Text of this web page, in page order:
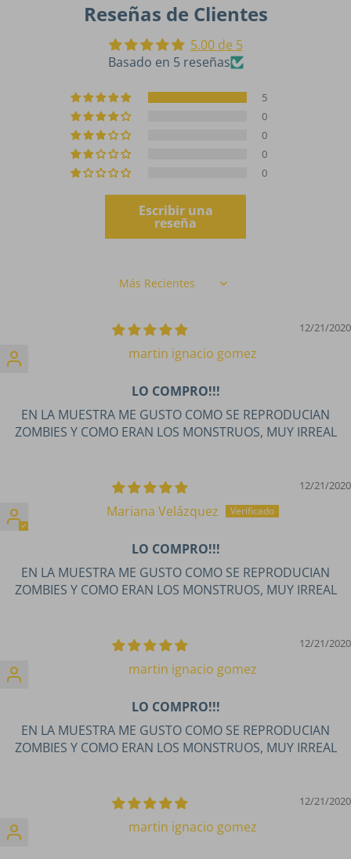
Reseñas de Clientes
5.00 de 5
Basado en 5 reseñas
5
0
0
0
0
Escribir una
reseña
Sort by
12/21/2020
martin ignacio gomez
LO COMPRO!!!
EN LA MUESTRA ME GUSTO COMO SE REPRODUCIAN
ZOMBIES Y COMO ERAN LOS MONSTRUOS, MUY IRREAL
12/21/2020
Mariana Velázquez
LO COMPRO!!!
EN LA MUESTRA ME GUSTO COMO SE REPRODUCIAN
ZOMBIES Y COMO ERAN LOS MONSTRUOS, MUY IRREAL
12/21/2020
martin ignacio gomez
LO COMPRO!!!
EN LA MUESTRA ME GUSTO COMO SE REPRODUCIAN
ZOMBIES Y COMO ERAN LOS MONSTRUOS, MUY IRREAL
12/21/2020
martin ignacio gomez